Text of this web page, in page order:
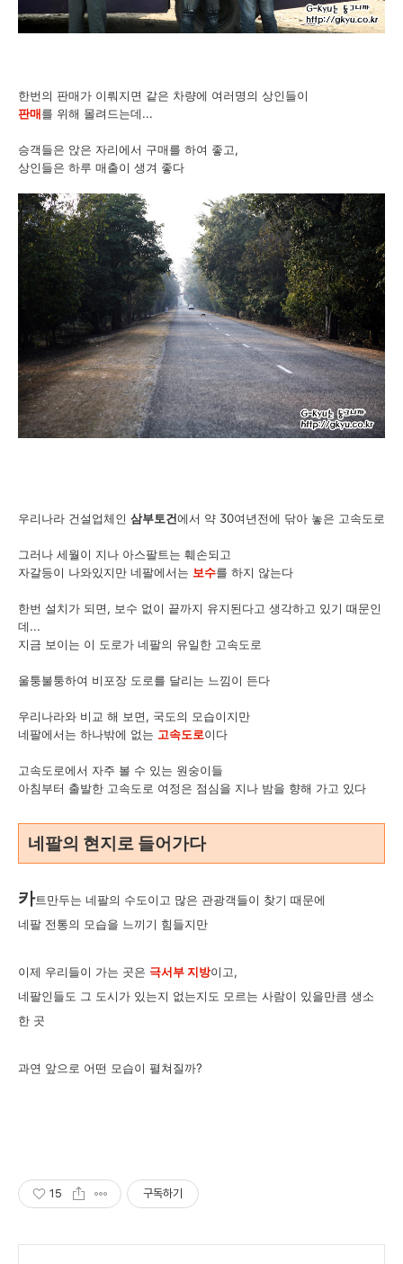
한번의 판매가 이뤄지면 같은 차량에 여러명의 상인들이
판매를 위해 몰려드는데...
승객들은 앉은 자리에서 구매를 하여 좋고,
상인들은 하루 매출이 생겨 좋다
우리나라 건설업체인 삼부토건에서 약 30여년전에 닦아 놓은 고속도로
그러나 세월이 지나 아스팔트는 훼손되고
자갈등이 나와있지만 네팔에서는 보수를 하지 않는다
한번 설치가 되면, 보수 없이 끝까지 유지된다고 생각하고 있기 때문인
데...
지금 보이는 이 도로가 네팔의 유일한 고속도로
울퉁불퉁하여 비포장 도로를 달리는 느낌이 든다
우리나라와 비교 해 보면, 국도의 모습이지만
네팔에서는 하나밖에 없는 고속도로이다
고속도로에서 자주 볼 수 있는 원숭이들
아침부터 출발한 고속도로 여정은 점심을 지나 밤을 향해 가고 있다
네팔의 현지로 들어가다
카트만두는 네팔의 수도이고 많은 관광객들이 찾기 때문에
네팔 전통의 모습을 느끼기 힘들지만
이제 우리들이 가는 곳은 극서부 지방이고,
네팔인들도 그 도시가 있는지 없는지도 모르는 사람이 있을만큼 생소
한 곳
과연 앞으로 어떤 모습이 펼쳐질까?
15 구독하기